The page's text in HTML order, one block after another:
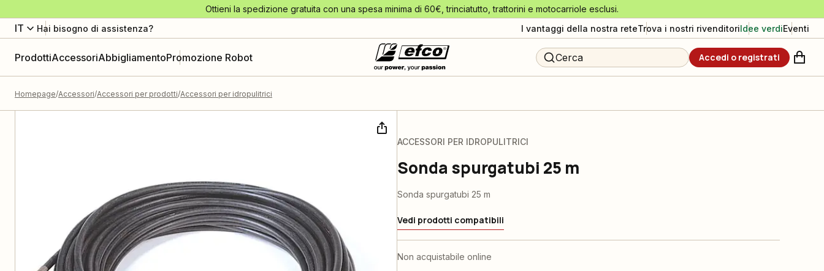
Ottieni la spedizione gratuita con una spesa minima di 60€, trinciatutto, trattorini e motocarriole esclusi.
IT Hai bisogno di assistenza? I vantaggi della nostra reteTrova i nostri rivenditoriIdee verdiEventi
ProdottiAccessoriAbbigliamentoPromozione Robot Cerca Accedi o registrati
Homepage Accessori Accessori per prodotti Accessori per idropulitrici
ACCESSORI PER IDROPULITRICI
Sonda spurgatubi 25 m
Sonda spurgatubi 25 m
Vedi prodotti compatibili
Non acquistabile online